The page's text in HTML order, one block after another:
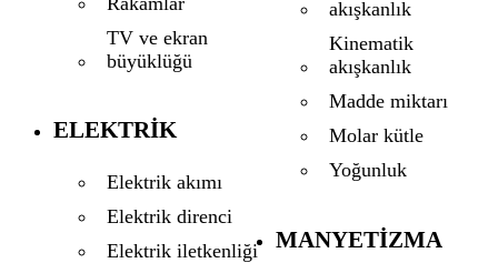
TV ve ekran
büyüklüğü
ELEKTRIK
Elektrik akımı
Elektrik direnci
Elektrik iletkenliği
akışkanlık
Kinematik
akışkanlık
Madde miktarı
Molar kütle
Yoğunluk
MANYETIZMA